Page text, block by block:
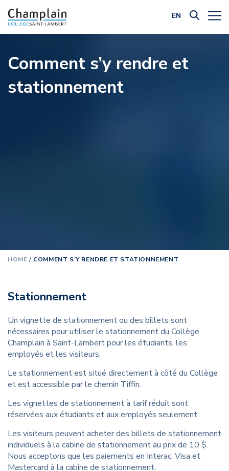
EN
Comment s’y rendre et
stationnement
HOME / COMMENT S’Y RENDRE ET STATIONNEMENT
Stationnement
Un vignette de stationnement ou des billets sont
nécessaires pour utiliser le stationnement du Collège
Champlain à Saint-Lambert pour les étudiants, les
employés et les visiteurs.
Le stationnement est situé directement à côté du Collège
et est accessible par le chemin Tiffin.
Les vignettes de stationnement à tarif réduit sont
réservées aux étudiants et aux employés seulement.
Les visiteurs peuvent acheter des billets de stationnement
individuels à la cabine de stationnement au prix de 10 $.
Nous acceptons que les paiements en Interac, Visa et
Mastercard à la cabine de stationnement.
Filtrer par catégorie: